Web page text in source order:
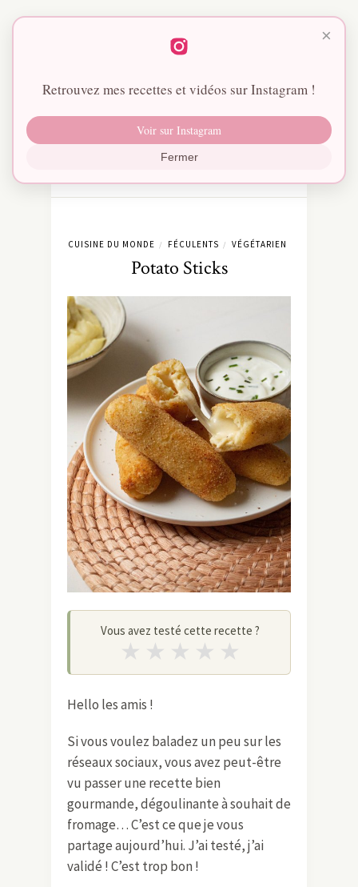
CUISINE DU MONDE / FÉCULENTS / VÉGÉTARIEN
Potato Sticks
Vous avez testé cette recette ?
★ ★ ★ ★ ★
Hello les amis !
Si vous voulez baladez un peu sur les
réseaux sociaux, vous avez peut-être
vu passer une recette bien
gourmande, dégoulinante à souhait de
fromage… C’est ce que je vous
partage aujourd’hui. J’ai testé, j’ai
validé ! C’est trop bon !
×
Retrouvez mes recettes et vidéos sur Instagram !
Voir sur Instagram
Fermer